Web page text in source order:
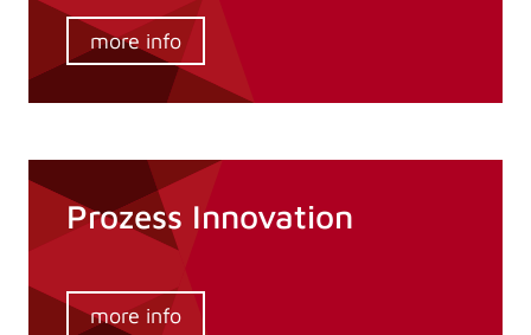
more info
Prozess Innovation
more info